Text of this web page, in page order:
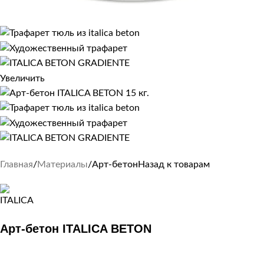
Увеличить
Главная Материалы Арт-бетон Назад к товарам
Арт-бетон ITALICA BETON